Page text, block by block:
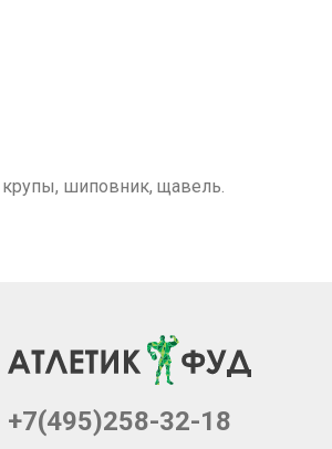
шиповник, щавель.
+7(495)258-32-18